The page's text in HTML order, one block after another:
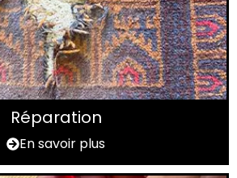
Réparation
En savoir plus